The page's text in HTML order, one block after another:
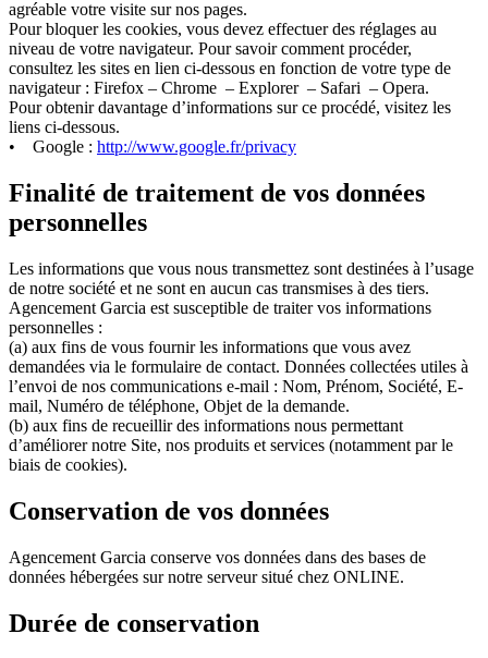
agréable votre visite sur nos pages.
Pour bloquer les cookies, vous devez effectuer des réglages au
niveau de votre navigateur. Pour savoir comment procéder,
consultez les sites en lien ci-dessous en fonction de votre type de
navigateur : Firefox – Chrome – Explorer – Safari – Opera.
Pour obtenir davantage d’informations sur ce procédé, visitez les
liens ci-dessous.
• Google : http://www.google.fr/privacy
Finalité de traitement de vos données
personnelles
Les informations que vous nous transmettez sont destinées à l’usage
de notre société et ne sont en aucun cas transmises à des tiers.
Agencement Garcia est susceptible de traiter vos informations
personnelles :
(a) aux fins de vous fournir les informations que vous avez
demandées via le formulaire de contact. Données collectées utiles à
l’envoi de nos communications e-mail : Nom, Prénom, Société, E-
mail, Numéro de téléphone, Objet de la demande.
(b) aux fins de recueillir des informations nous permettant
d’améliorer notre Site, nos produits et services (notamment par le
biais de cookies).
Conservation de vos données
Agencement Garcia conserve vos données dans des bases de
données hébergées sur notre serveur situé chez ONLINE.
Durée de conservation